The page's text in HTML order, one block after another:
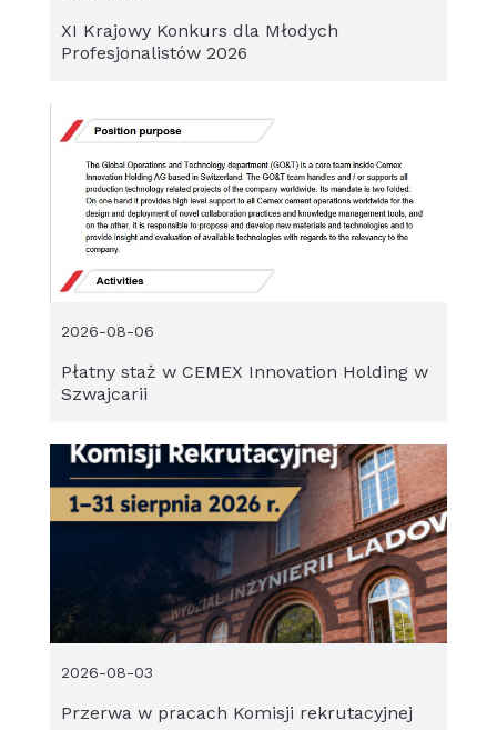
XI Krajowy Konkurs dla Młodych
Profesjonalistów 2026
Płatny staż w CEMEX Innovation Holding w
Szwajcarii
2026-08-06
Przerwa w pracach Komisji rekrutacyjnej
2026-08-03